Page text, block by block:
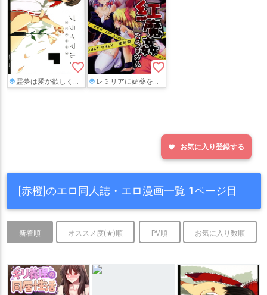
favorite_border
霊夢は愛が欲しくて霖之助に裸で迫って…あまあまな一夜を過ごす…♡
favorite_border
レミリアに媚薬を飲まされた咲夜がスカーレット姉妹にクンニや手マンで責められたり、小悪魔がパチュリーにペニバンで責められたり…
favorite お気に入り登録する
[赤橙]のエロ同人誌・エロ漫画一覧 1ページ目
新着順 オススメ度(★)順 PV順 お気に入り数順